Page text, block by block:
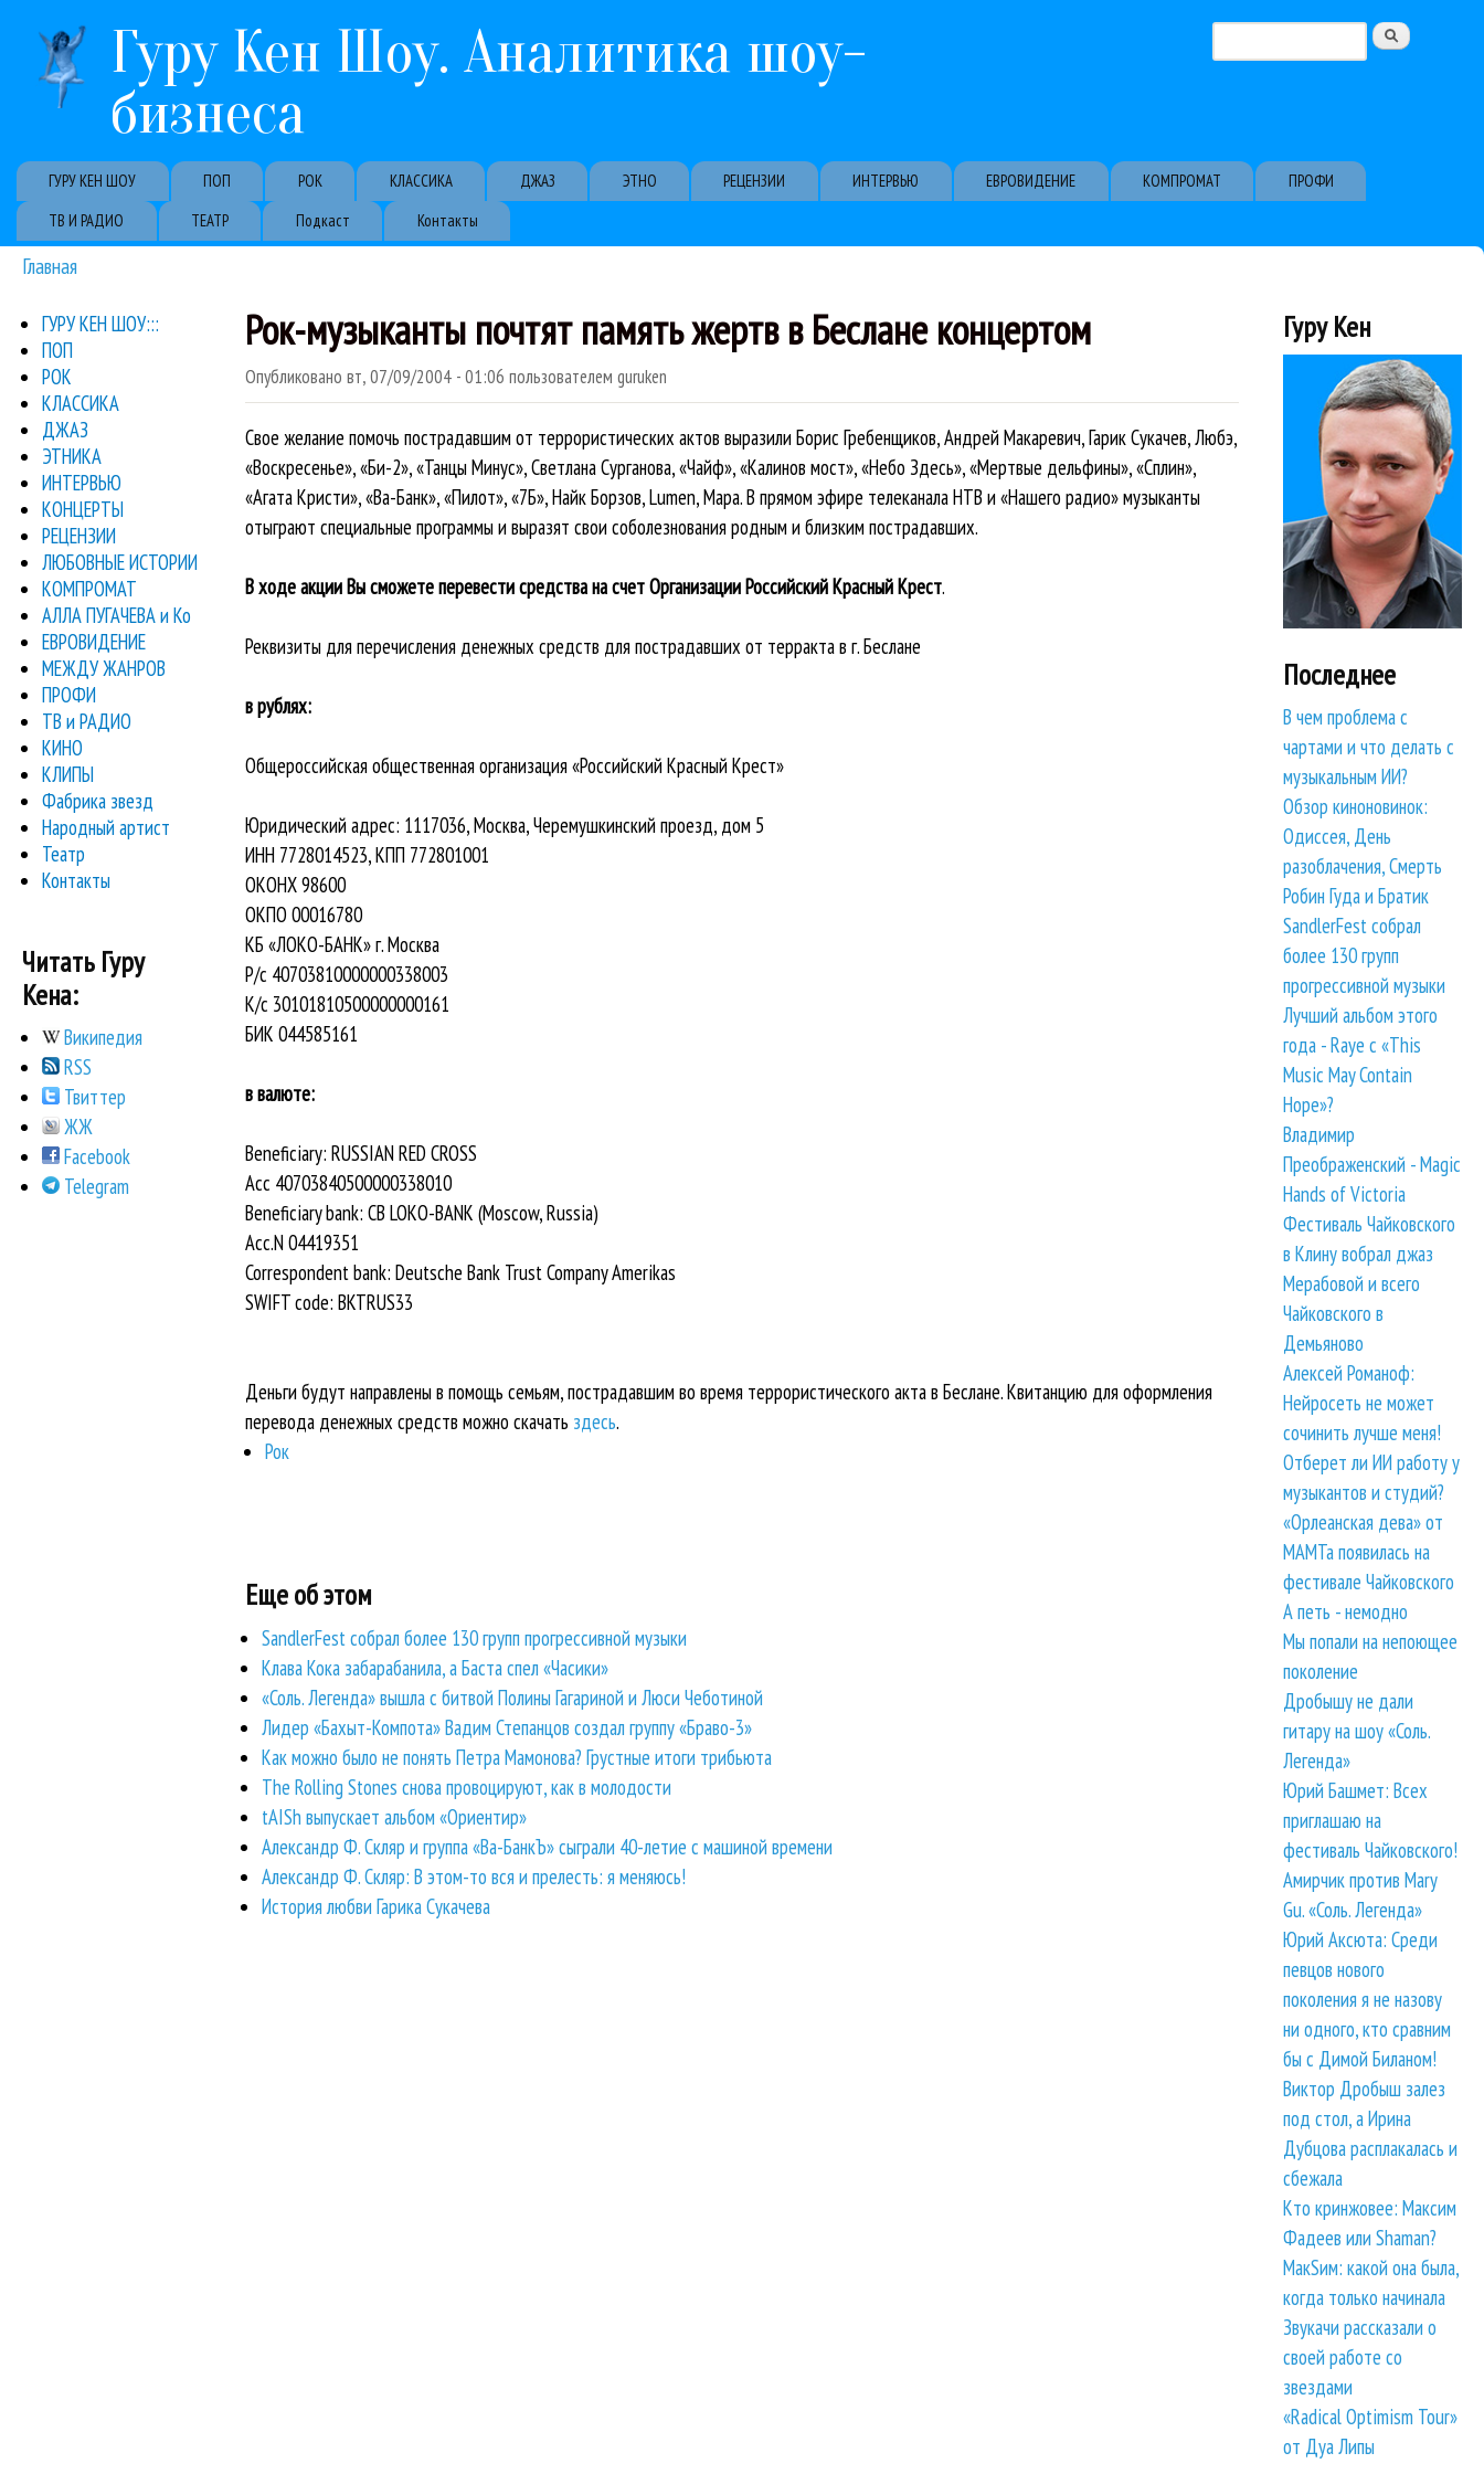
Гуру Кен Шоу. Аналитика шоу-
бизнеса
Форма поиска
Primary links
ГУРУ КЕН ШОУ ПОП РОК КЛАССИКА ДЖАЗ ЭТНО РЕЦЕНЗИИ ИНТЕРВЬЮ ЕВРОВИДЕНИЕ КОМПРОМАТ
ПРОФИ
ТВ И РАДИО
ТЕАТР Подкаст Контакты
Вы здесь
Главная
Рок-музыканты почтят память жертв в Беслане концертом
Опубликовано вт, 07/09/2004 - 01:06 пользователем guruken
Свое желание помочь пострадавшим от террористических актов выразили Борис Гребенщиков, Андрей Макаревич, Гарик Сукачев, Любэ,
«Воскресенье», «Би-2», «Танцы Минус», Светлана Сурганова, «Чайф», «Калинов мост», «Небо Здесь», «Мертвые дельфины», «Сплин»,
«Агата Кристи», «Ва-Банк», «Пилот», «7Б», Найк Борзов, Lumen, Мара. В прямом эфире телеканала НТВ и «Нашего радио» музыканты
отыграют специальные программы и выразят свои соболезнования родным и близким пострадавших.
В ходе акции Вы сможете перевести средства на счет Организации Российский Красный Крест.
Реквизиты для перечисления денежных средств для пострадавших от терракта в г. Беслане
в рублях:
Общероссийская общественная организация «Российский Красный Крест»
Юридический адрес: 1117036, Москва, Черемушкинский проезд, дом 5
ИНН 7728014523, КПП 772801001
ОКОНХ 98600
ОКПО 00016780
КБ «ЛОКО-БАНК» г. Москва
Р/с 40703810000000338003
К/с 30101810500000000161
БИК 044585161
в валюте:
Beneficiary: RUSSIAN RED CROSS
Acc 40703840500000338010
Beneficiary bank: CB LOKO-BANK (Moscow, Russia)
Acc.N 04419351
Correspondent bank: Deutsche Bank Trust Company Amerikas
SWIFT code: BKTRUS33
Деньги будут направлены в помощь семьям, пострадавшим во время террористического акта в Беслане. Квитанцию для оформления
перевода денежных средств можно скачать здесь.
Рок
Еще об этом
SandlerFest собрал более 130 групп прогрессивной музыки
Клава Кока забарабанила, а Баста спел «Часики»
«Соль. Легенда» вышла с битвой Полины Гагариной и Люси Чеботиной
Лидер «Бахыт-Компота» Вадим Степанцов создал группу «Браво-3»
Как можно было не понять Петра Мамонова? Грустные итоги трибьюта
The Rolling Stones снова провоцируют, как в молодости
tAISh выпускает альбом «Ориентир»
Александр Ф. Скляр и группа «Ва-БанкЪ» сыграли 40-летие с машиной времени
Александр Ф. Скляр: В этом-то вся и прелесть: я меняюсь!
История любви Гарика Сукачева
ГУРУ КЕН ШОУ:::
ПОП
РОК
КЛАССИКА
ДЖАЗ
ЭТНИКА
ИНТЕРВЬЮ
КОНЦЕРТЫ
РЕЦЕНЗИИ
ЛЮБОВНЫЕ ИСТОРИИ
КОМПРОМАТ
АЛЛА ПУГАЧЕВА и Ко
ЕВРОВИДЕНИЕ
МЕЖДУ ЖАНРОВ
ПРОФИ
ТВ и РАДИО
КИНО
КЛИПЫ
Фабрика звезд
Народный артист
Театр
Контакты
Читать Гуру
Кена:
Википедия
RSS
Твиттер
ЖЖ
Facebook
Telegram
Гуру Кен
Последнее
В чем проблема с
чартами и что делать с
музыкальным ИИ?
Обзор киноновинок:
Одиссея, День
разоблачения, Смерть
Робин Гуда и Братик
SandlerFest собрал
более 130 групп
прогрессивной музыки
Лучший альбом этого
года - Raye с «This
Music May Contain
Hope»?
Владимир
Преображенский - Magic
Hands of Victoria
Фестиваль Чайковского
в Клину вобрал джаз
Мерабовой и всего
Чайковского в
Демьяново
Алексей Романоф:
Нейросеть не может
сочинить лучше меня!
Отберет ли ИИ работу у
музыкантов и студий?
«Орлеанская дева» от
МАМТа появилась на
фестивале Чайковского
А петь - немодно
Мы попали на непоющее
поколение
Дробышу не дали
гитару на шоу «Соль.
Легенда»
Юрий Башмет: Всех
приглашаю на
фестиваль Чайковского!
Амирчик против Mary
Gu. «Соль. Легенда»
Юрий Аксюта: Среди
певцов нового
поколения я не назову
ни одного, кто сравним
бы с Димой Биланом!
Виктор Дробыш залез
под стол, а Ирина
Дубцова расплакалась и
сбежала
Кто кринжовее: Максим
Фадеев или Shaman?
МакSим: какой она была,
когда только начинала
Звукачи рассказали о
своей работе со
звездами
«Radical Optimism Tour»
от Дуа Липы